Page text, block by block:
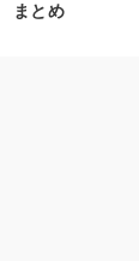
まとめ